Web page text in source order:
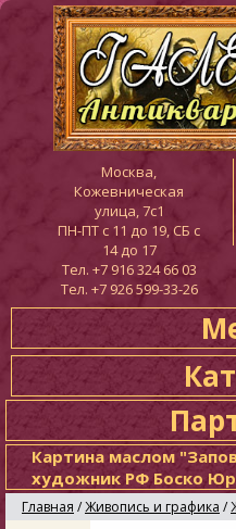
Москва,
Кожевническая
улица, 7с1
ПН-ПТ c 11 до 19, СБ с
14 до 17
Тел. +7 916 324 66 03
Тел. +7 926 599-33-26
Картина маслом
художник РФ Боско
Главная /Живопись и графика /